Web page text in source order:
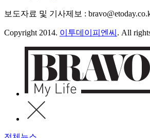
보도자료 및 기사제보 :
Copyright 2014. 이투데이피엔씨 . All